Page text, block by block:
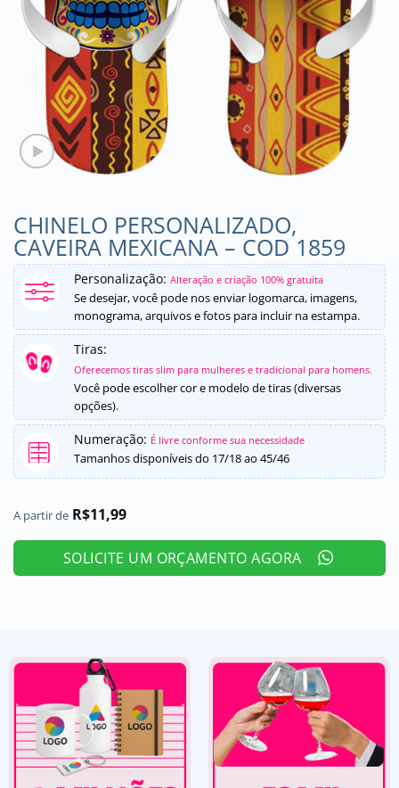
CHINELO PERSONALIZADO,
CAVEIRA MEXICANA – COD 1859
Personalização: Alteração e criação 100% gratuita
Se desejar, você pode nos enviar logomarca, imagens,
monograma, arquivos e fotos para incluir na estampa.
Tiras:
Oferecemos tiras slim para mulheres e tradicional para homens.
Você pode escolher cor e modelo de tiras (diversas
opções).
Numeração: É livre conforme sua necessidade
Tamanhos disponíveis do 17/18 ao 45/46
A partir de R$11,99
SOLICITE UM ORÇAMENTO AGORA